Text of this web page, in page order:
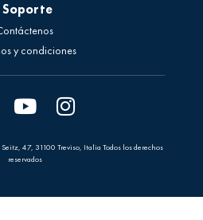
Soporte
y condiciones
Seitz, 47, 31100 Treviso, Italia Todos los derechos
reservados